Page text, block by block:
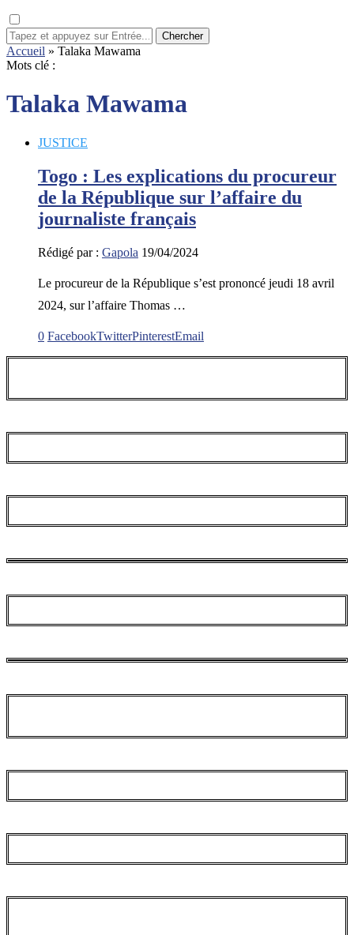
Chercher
Accueil » Talaka Mawama
Mots clé :
Talaka Mawama
JUSTICE
Togo : Les explications du procureur
de la République sur l’affaire du
journaliste français
Rédigé par : Gapola 19/04/2024
Le procureur de la République s’est prononcé jeudi 18 avril
2024, sur l’affaire Thomas …
0 FacebookTwitterPinterestEmail